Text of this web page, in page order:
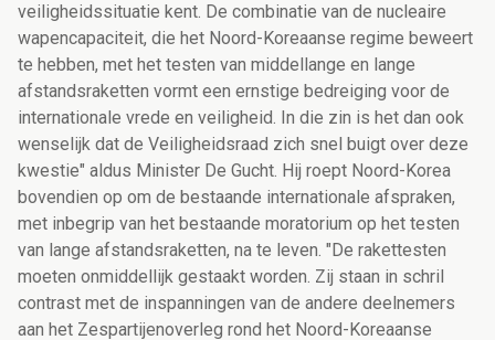
veiligheidssituatie kent. De combinatie van de nucleaire
wapencapaciteit, die het Noord-Koreaanse regime beweert
te hebben, met het testen van middellange en lange
afstandsraketten vormt een ernstige bedreiging voor de
internationale vrede en veiligheid. In die zin is het dan ook
wenselijk dat de Veiligheidsraad zich snel buigt over deze
kwestie" aldus Minister De Gucht. Hij roept Noord-Korea
bovendien op om de bestaande internationale afspraken,
met inbegrip van het bestaande moratorium op het testen
van lange afstandsraketten, na te leven. "De rakettesten
moeten onmiddellijk gestaakt worden. Zij staan in schril
contrast met de inspanningen van de andere deelnemers
aan het Zespartijenoverleg rond het Noord-Koreaanse